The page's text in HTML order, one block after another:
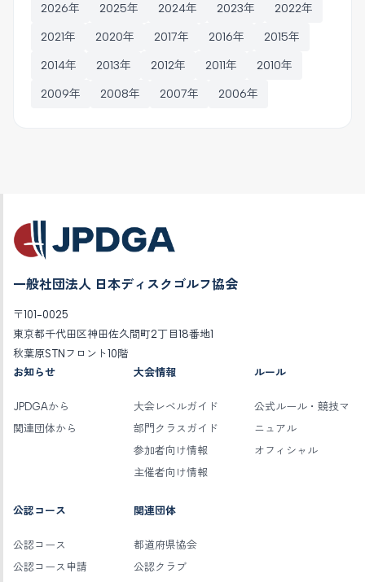
2026年 2025年 2024年 2023年 2022年
2021年 2020年 2017年 2016年 2015年
2014年 2013年 2012年 2011年 2010年
2009年 2008年 2007年 2006年
一般社団法人 日本ディスクゴルフ協会
〒101-0025
東京都千代田区神田佐久間町2丁目18番地1
秋葉原STNフロント10階
お知らせ
JPDGAから
関連団体から
大会情報
大会レベルガイド
部門クラスガイド
参加者向け情報
主催者向け情報
ルール
公式ルール・競技マ
ニュアル
オフィシャル
公認コース
公認コース
公認コース申請
関連団体
都道府県協会
公認クラブ